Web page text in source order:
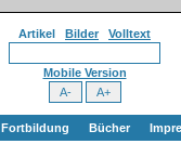
Artikel Bilder Volltext
Mobile Version
Fortbildung Bücher